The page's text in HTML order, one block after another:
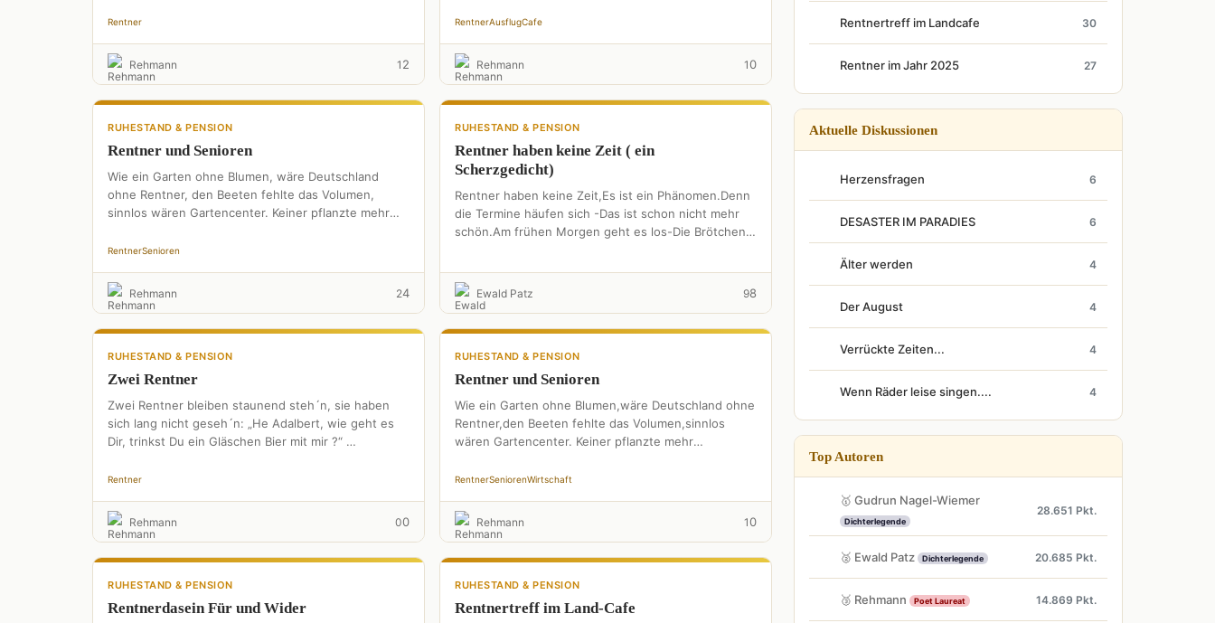
Rentner
Rehmann 1 2
RentnerAusflugCafe
Rehmann 10
RUHESTAND & PENSION
Rentner und Senioren
Wie ein Garten ohne Blumen, wäre Deutschland
ohne Rentner, den Beeten fehlte das Volumen,
sinnlos wären Gartencenter. Keiner pflanzte mehr
RentnerSenioren
Rehmann 24
RUHESTAND & PENSION
Rentner haben keine Zeit ( ein
Scherzgedicht)
Rentner haben keine Zeit,Es ist ein Phänomen.Denn
die Termine häufen sich -Das ist schon nicht mehr
schön.Am frühen Morgen geht es los-Die Brötchen
Ewald Patz 98
RUHESTAND & PENSION
Zwei Rentner
Zwei Rentner bleiben staunend steh´n, sie haben
sich lang nicht geseh´n: „He Adalbert, wie geht es
Dir, trinkst Du ein Gläschen Bier mit mir ?“ …
Rentner
Rehmann 00
RUHESTAND & PENSION
Rentner und Senioren
Wie ein Garten ohne Blumen,wäre Deutschland ohne
Rentner,den Beeten fehlte das Volumen,sinnlos
wären Gartencenter. Keiner pflanzte mehr
wär eine Wiese,gäbe …
RentnerSeniorenWirtschaft
Rehmann 10
RUHESTAND & PENSION
Rentnerdasein Für und Wider
RUHESTAND & PENSION
Rentnertreff im Land-Cafe
Rentnertreff im Landcafe 30
Rentner im Jahr 2025 27
Aktuelle Diskussionen
Herzensfragen 6
DESASTER IM PARADIES 6
Älter werden 4
Der August 4
Verrückte Zeiten... 4
Wenn Räder leise singen.... 4
Top Autoren
🥇 Gudrun Nagel-Wiemer
Dichterlegende
28.651 Pkt.
🥈 Ewald Patz Dichterlegende 20.685 Pkt.
🥉 Rehmann Poet Laureat 14.869 Pkt.